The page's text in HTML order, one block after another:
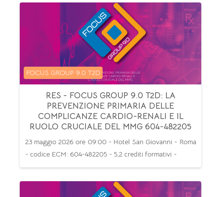
RES - FOCUS GROUP 9.0 T2D: LA
PREVENZIONE PRIMARIA DELLE
COMPLICANZE CARDIO-RENALI E IL
RUOLO CRUCIALE DEL MMG 604-482205
Categoria di corsi
FOCUS GROUP 9.0 T2D
23 maggio 2026 ore 09:00 - Hotel San Giovanni - Roma
- codice ECM: 604-482205 - 5,2 crediti formativi -